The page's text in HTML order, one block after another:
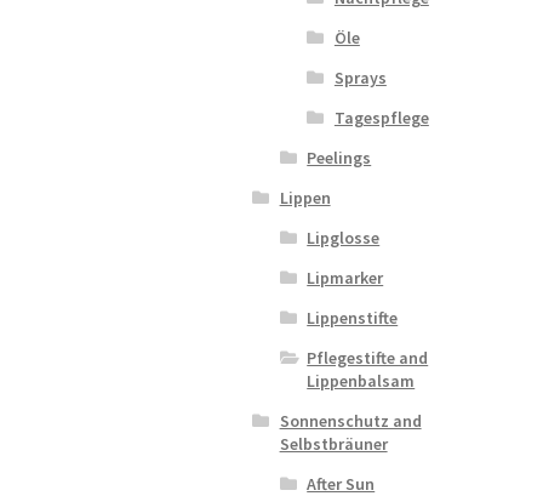
Öle
Sprays
Tagespflege
Peelings
Lippen
Lipglosse
Lipmarker
Lippenstifte
Pflegestifte and
Lippenbalsam
Sonnenschutz and
Selbstbräuner
After Sun